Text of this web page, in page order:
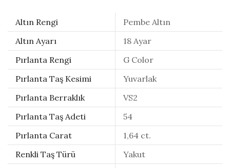
Altın Rengi
Pembe Altın
Altın Ayarı
18 Ayar
Pırlanta Rengi
G Color
Pırlanta Taş Kesimi
Yuvarlak
Pırlanta Berraklık
VS2
Pırlanta Taş Adeti
54
Pırlanta Carat
1,64 ct.
Renkli Taş Türü
Yakut